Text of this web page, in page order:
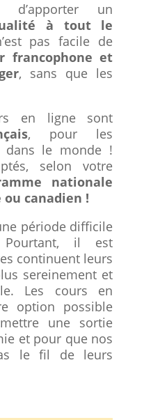
un
à tout le
pas facile de
francophone et
, sans que les
en ligne sont
, pour les
dans le monde !
selon votre
nationale
ou canadien !
période difficile
il est
continuent leurs
sereinement et
Les cours en
option possible
une sortie
et pour que nos
le fil de leurs